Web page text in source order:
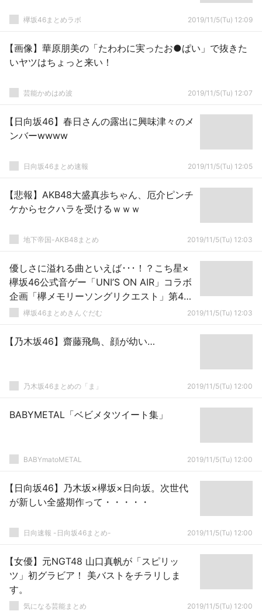
欅坂46まとめラボ 2019/11/5(Tu) 12:09
【画像】華原朋美の「たわわに実ったお●ぱい」で抜きた
いヤツはちょっと来い！
芸能かめはめ波 2019/11/5(Tu) 12:07
【日向坂46】春日さんの露出に興味津々のメ
ンバーwwww
日向坂46まとめ速報 2019/11/5(Tu) 12:05
【悲報】AKB48大盛真歩ちゃん、厄介ピンチ
ケからセクハラを受けるｗｗｗ
地下帝国-AKB48まとめ 2019/11/5(Tu) 12:03
優しさに溢れる曲といえば･･･！？こち星×
欅坂46公式音ゲー「UNI’S ON AIR」コラボ
企画「欅メモリーソングリクエスト」第4回
ダイジェスト動画が公開
欅坂46まとめきんぐだむ 2019/11/5(Tu) 12:03
【乃木坂46】齋藤飛鳥、顔が幼い…
乃木坂46まとめの「ま」 2019/11/5(Tu) 12:00
BABYMETAL「ベビメタツイート集」
BABYmatoMETAL 2019/11/5(Tu) 12:00
【日向坂46】乃木坂×欅坂×日向坂。次世代
が新しい全盛期作って・・・・・
日向速報 -日向坂46まとめ- 2019/11/5(Tu) 12:00
【女優】元NGT48 山口真帆が「スピリッ
ツ」初グラビア！ 美バストをチラリしま
す。
気になる芸能まとめ 2019/11/5(Tu) 12:00